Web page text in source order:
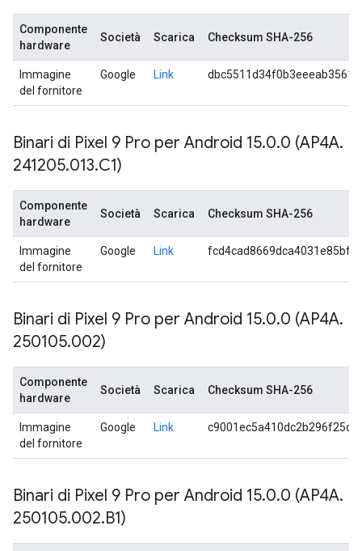
Componente
hardware
Società Scarica Checksum SHA-256
Immagine
del fornitore
Google Link
Binari di Pixel 9 Pro per Android 15.0.0 (AP4A.
241205.013.C1)
Componente
hardware
Società Scarica Checksum SHA-256
Immagine
del fornitore
Google Link
Binari di Pixel 9 Pro per Android 15.0.0 (AP4A.
250105.002)
Componente
hardware
Società Scarica Checksum SHA-256
Immagine
del fornitore
Google Link
Binari di Pixel 9 Pro per Android 15.0.0 (AP4A.
250105.002.B1)